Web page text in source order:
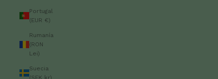
Portugal
(EUR €)
Rumanía
(RON
Lei)
Suecia
(SEK kr)